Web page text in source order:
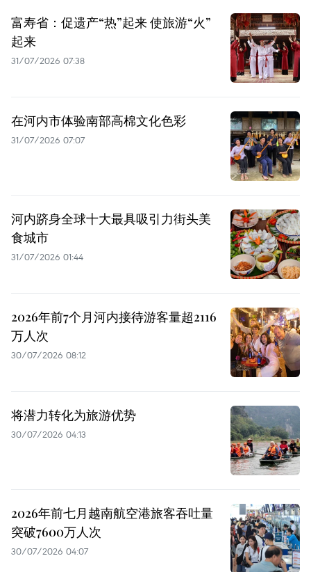
富寿省：促遗产“热”起来 使旅游“火”
起来
31/07/2026 07:38
在河内市体验南部高棉文化色彩
31/07/2026 07:07
河内跻身全球十大最具吸引力街头美
食城市
31/07/2026 01:44
2026年前7个月河内接待游客量超2116
万人次
30/07/2026 08:12
将潜力转化为旅游优势
30/07/2026 04:13
2026年前七月越南航空港旅客吞吐量
突破7600万人次
30/07/2026 04:07